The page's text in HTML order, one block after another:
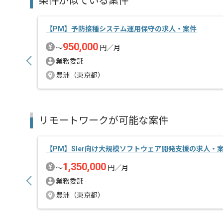
【PM】予防接種システム運用保守の求人・案件
〜950,000 円／月
業務委託
豊洲（東京都）
リモートワークが可能な案件
【PM】Sler向け大規模ソフトウェア開発支援の求人・
〜1,350,000 円／月
業務委託
豊洲（東京都）